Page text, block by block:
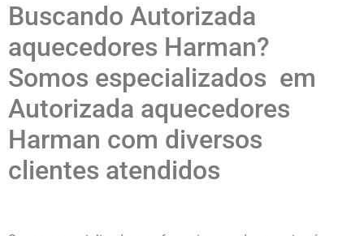
Buscando Autorizada
aquecedores Harman?
Somos especializados em
Autorizada aquecedores
Harman com diversos
clientes atendidos